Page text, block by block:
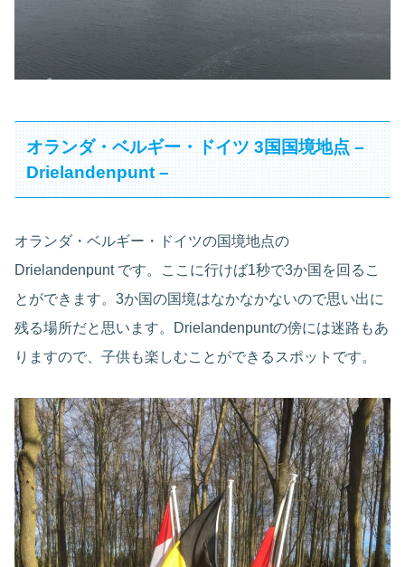
オランダ・ベルギー・ドイツ 3国国境地点 –
Drielandenpunt –
オランダ・ベルギー・ドイツの国境地点の
Drielandenpunt です。ここに行けば1秒で3か国を回るこ
とができます。3か国の国境はなかなかないので思い出に
残る場所だと思います。Drielandenpuntの傍には迷路もあ
りますので、子供も楽しむことができるスポットです。